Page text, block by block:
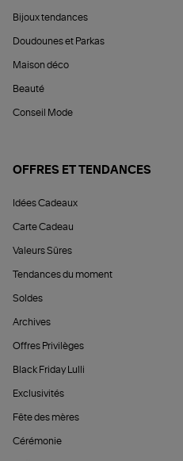
Bijoux tendances
Doudounes et Parkas
Maison déco
Beauté
Conseil Mode
OFFRES ET TENDANCES
Idées Cadeaux
Carte Cadeau
Valeurs Sûres
Tendances du moment
Soldes
Archives
Offres Privilèges
Black Friday Lulli
Exclusivités
Fête des mères
Cérémonie